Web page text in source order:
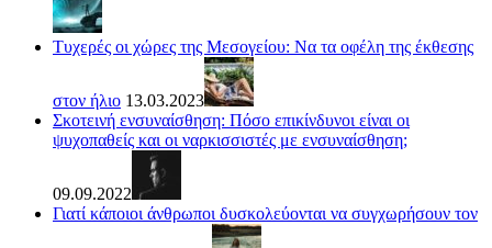
Τυχερές οι χώρες της Μεσογείου: Να τα οφέλη της έκθεσης
στον ήλιο 13.03.2023
Σκοτεινή ενσυναίσθηση: Πόσο επικίνδυνοι είναι οι
ψυχοπαθείς και οι ναρκισσιστές με ενσυναίσθηση;
09.09.2022
Γιατί κάποιοι άνθρωποι δυσκολεύονται να συγχωρήσουν τον